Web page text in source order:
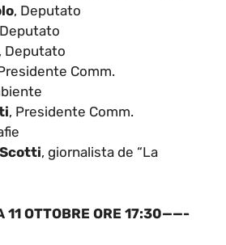
, Deputato
, Deputato
Comm.
, Presidente Comm.
, giornalista de “La
11 OTTOBRE ORE 17:30——-